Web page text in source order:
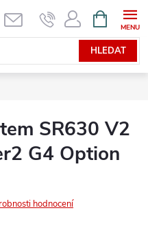
HLEDAT
NÁKUPNÍ
KOŠÍK
SR630 V2
G4 Option
hodnocení